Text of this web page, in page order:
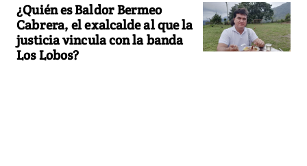
¿Quién es Baldor Bermeo
Cabrera, el exalcalde al que la
justicia vincula con la banda
Los Lobos?